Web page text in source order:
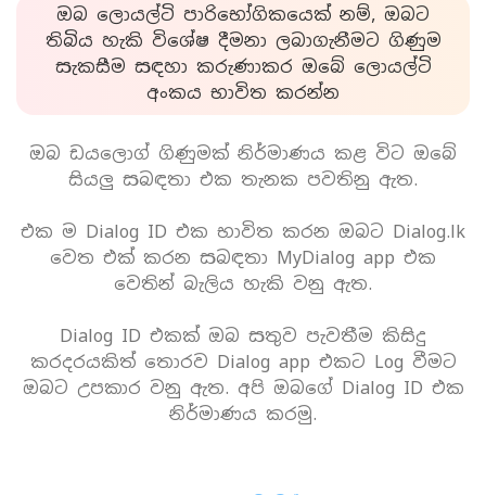
ඔබ ලොයල්ටි පාරිභෝගිකයෙක් නම්, ඔබට
තිබිය හැකි විශේෂ දීමනා ලබාගැනීමට ගිණුම
සැකසීම සඳහා කරුණාකර ඔබේ ලොයල්ටි
අංකය භාවිත කරන්න
ඔබ ඩයලොග් ගිණුමක් නිර්මාණය කළ විට ඔබේ
සියලු සබඳතා එක තැනක පවතිනු ඇත.
එක ම Dialog ID එක භාවිත කරන ඔබට Dialog.lk
වෙත එක් කරන සබඳතා MyDialog app එක
වෙතින් බැලිය හැකි වනු ඇත.
Dialog ID එකක් ඔබ සතුව පැවතීම කිසිදු
කරදරයකිත් තොරව Dialog app එකට Log වීමට
ඔබට උපකාර වනු ඇත. අපි ඔබගේ Dialog ID එක
නිර්මාණය කරමු.